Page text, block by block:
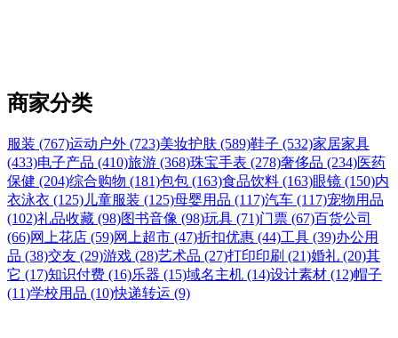
商家分类
服装 (767)运动户外 (723)美妆护肤 (589)鞋子 (532)家居家具
(433)电子产品 (410)旅游 (368)珠宝手表 (278)奢侈品 (234)医药
保健 (204)综合购物 (181)包包 (163)食品饮料 (163)眼镜 (150)内
衣泳衣 (125) 儿童服装 (125)母婴用品 (117)汽车 (117)宠物用品
(102)礼品收藏 (98)图书音像 (98)玩具 (71)门票 (67)百货公司
(66)网上花店 (59)网上超市 (47)折扣优惠 (44)工具 (39)办公用
品 (38)交友 (29)游戏 (28)艺术品 (27)打印印刷 (21)婚礼 (20)其
它 (17)知识付费 (16)乐器 (15)域名主机 (14)设计素材 (12)帽子
(11)学校用品 (10)快递转运 (9)